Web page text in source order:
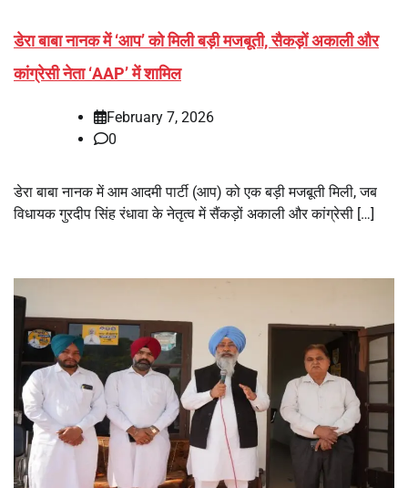
डेरा बाबा नानक में ‘आप’ को मिली बड़ी मजबूती, सैकड़ों अकाली और
कांग्रेसी नेता ‘AAP’ में शामिल
February 7, 2026
0
डेरा बाबा नानक में आम आदमी पार्टी (आप) को एक बड़ी मजबूती मिली, जब
विधायक गुरदीप सिंह रंधावा के नेतृत्व में सैंकड़ों अकाली और कांग्रेसी […]